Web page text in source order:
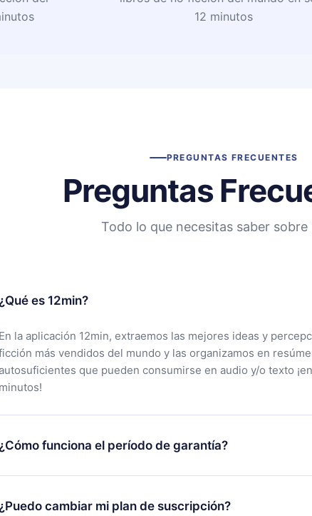
12 minutos
PREGUNTAS FRECUENTES
Preguntas
Todo lo que necesitas saber sobre
¿Qué es 12min?
En la aplicación 12min, extraemos las mejores ideas y
más vendidos del mundo y las organizamos en
que pueden consumirse en audio y/o texto
minutos!
¿Cómo funciona el período de garantía?
descargar nuestra aplicación y comenzar a disfrutar
alguna razón no estás satisfecho con nuestra plataforma,
¿Puedo cambiar mi plan de suscripción?